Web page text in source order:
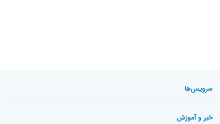
سرویس‌ها
خبر و آموزش